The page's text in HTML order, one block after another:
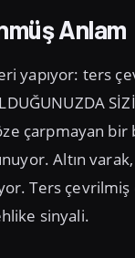
Anlam
yapıyor: ters
çarpmayan bir
Altın
Ters
sinyali.